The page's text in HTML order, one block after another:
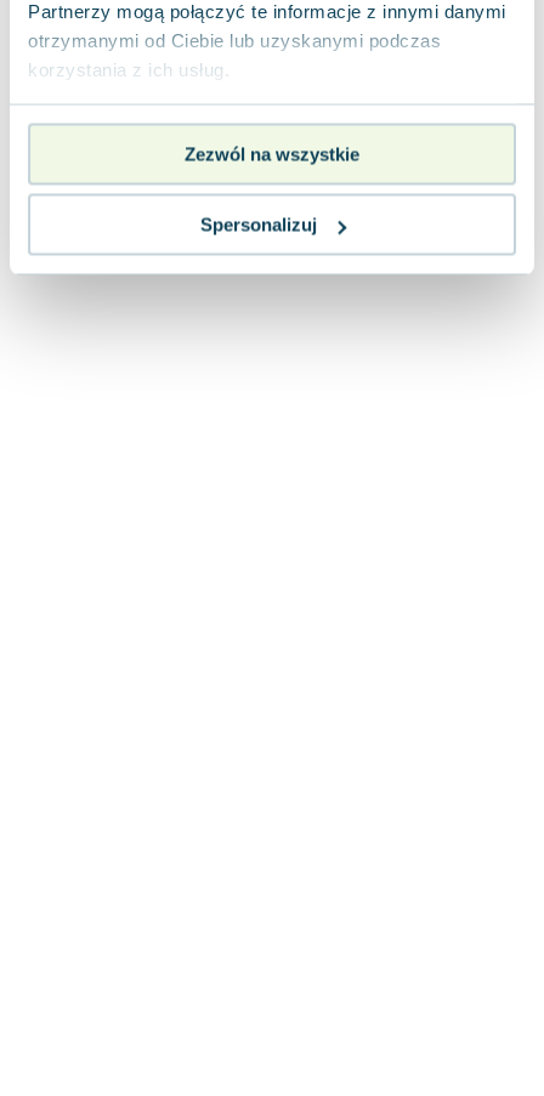
Partnerzy mogą połączyć te informacje z innymi danymi
otrzymanymi od Ciebie lub uzyskanymi podczas
korzystania z ich usług.
Zezwól na wszystkie
Spersonalizuj
Lorraine Warren
Ajahn Brahm
Lucinda Riley
Jacek Walkiewicz